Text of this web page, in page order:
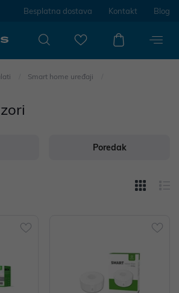
Besplatna dostava Kontakt Blog
Smart home uređaji
Poredak